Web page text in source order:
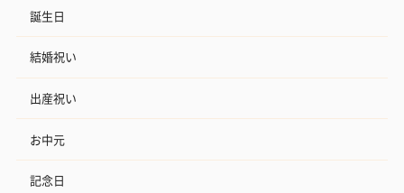
（2,580円）
ぬいぐるみ
愛らしいぬいぐるみを同梱してお届けします。
誕生日
結婚祝い
出産祝い
お中元
記念日